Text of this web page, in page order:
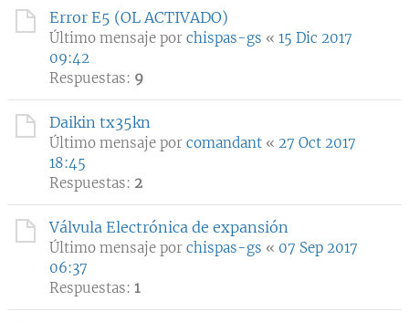
Error E5 (OL ACTIVADO)
Último mensaje por chispas-gs « 15 Dic 2017
09:42
Respuestas: 9
Daikin tx35kn
Último mensaje por comandant « 27 Oct 2017
18:45
Respuestas: 2
Válvula Electrónica de expansión
Último mensaje por chispas-gs « 07 Sep 2017
06:37
Respuestas: 1